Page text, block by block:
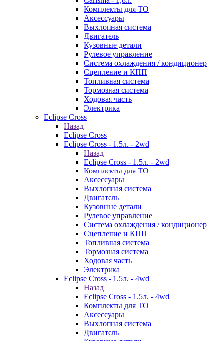
Комплекты для ТО
Аксессуары
Выхлопная система
Двигатель
Кузовные детали
Рулевое управление
Система охлаждения / кондиционер
Сцепление и КПП
Топливная система
Тормозная система
Ходовая часть
Электрика
Eclipse Cross
Назад
Eclipse Cross
Eclipse Cross - 1.5л. - 2wd
Назад
Eclipse Cross - 1.5л. - 2wd
Комплекты для ТО
Аксессуары
Выхлопная система
Двигатель
Кузовные детали
Рулевое управление
Система охлаждения / кондиционер
Сцепление и КПП
Топливная система
Тормозная система
Ходовая часть
Электрика
Eclipse Cross - 1.5л. - 4wd
Назад
Eclipse Cross - 1.5л. - 4wd
Комплекты для ТО
Аксессуары
Выхлопная система
Двигатель